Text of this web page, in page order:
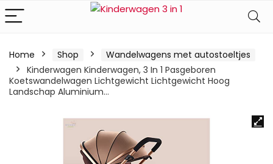
Home Shop
Wandelwagens met autostoeltjes
Kinderwagen Kinderwagen, 3 In 1 Pasgeboren
Koetswandelwagen Lichtgewicht Lichtgewicht Hoog
Landschap Aluminium…